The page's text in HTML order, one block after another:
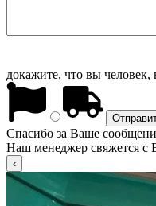
докажите, что вы человек,
Спасибо за Ваше
Наш менеджер свяжется с